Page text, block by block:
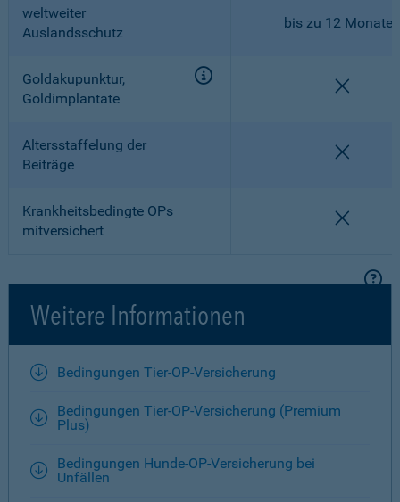
weltweiter
Auslandsschutz
bis zu 12 Monaten
Goldakupunktur,
Goldimplantate
Altersstaffelung der
Beiträge
Krankheitsbedingte OPs
mitversichert
Weitere Informationen
Bedingungen Tier-OP-Versicherung
Bedingungen Tier-OP-Versicherung (Premium
Plus)
Bedingungen Hunde-OP-Versicherung bei
Unfällen